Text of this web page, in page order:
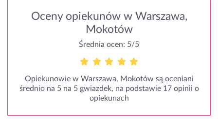
Oceny opiekunów w Warszawa,
Mokotów
Średnia ocen: 5/5
Opiekunowie w Warszawa, Mokotów są oceniani
średnio na 5 na 5 gwiazdek, na podstawie 17 opinii o
opiekunach